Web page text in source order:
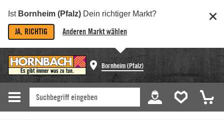
Ist Bornheim (Pfalz) Dein richtiger Markt?
JA, RICHTIG Anderen Markt wählen
Bornheim (Pfalz)